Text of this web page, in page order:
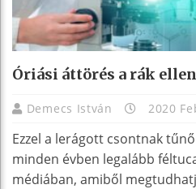
Óriási áttörés a rák
Demecs István 2020
Ezzel a lerágott csontnak
minden évben legalább
médiában, amiből